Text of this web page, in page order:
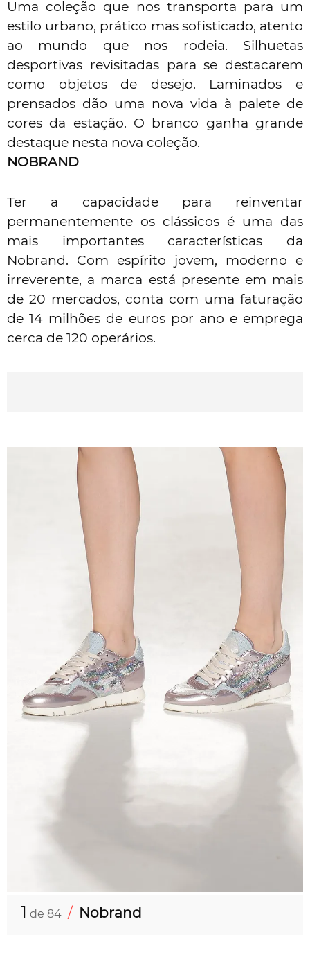
Uma coleção que nos transporta para um
estilo urbano, prático mas sofisticado, atento
ao mundo que nos rodeia. Silhuetas
desportivas revisitadas para se destacarem
como objetos de desejo. Laminados e
prensados dão uma nova vida à palete de
cores da estação. O branco ganha grande
destaque nesta nova coleção.
NOBRAND
Ter a capacidade para reinventar
permanentemente os clássicos é uma das
mais importantes características da
Nobrand. Com espírito jovem, moderno e
irreverente, a marca está presente em mais
de 20 mercados, conta com uma faturação
de 14 milhões de euros por ano e emprega
cerca de 120 operários.
1 de 84 / Nobrand